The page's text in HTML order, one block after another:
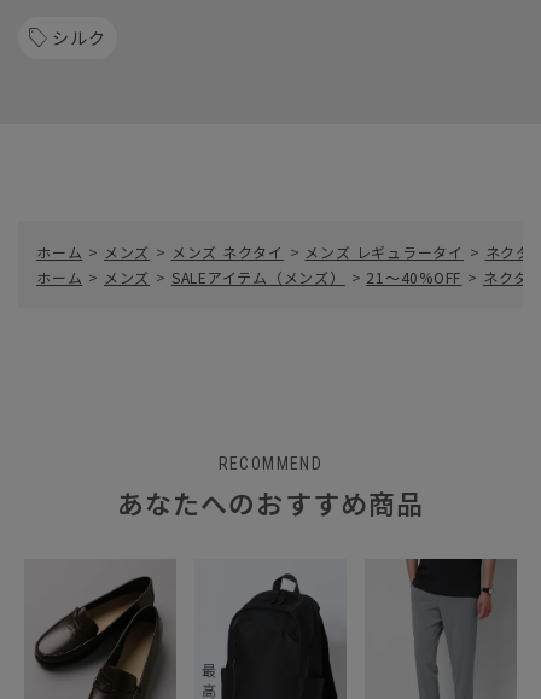
シルク
ホーム > メンズ > メンズ ネクタイ > メンズ レギュラータイ > ネクタ
ホーム > メンズ > SALEアイテム（メンズ） > 21～40%OFF > ネクタ
RECOMMEND
あなたへのおすすめ商品